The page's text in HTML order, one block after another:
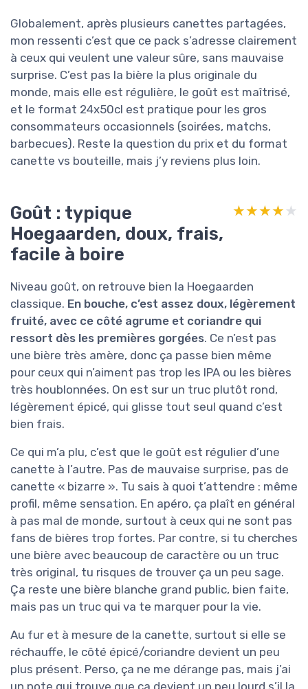
Globalement, après plusieurs canettes partagées,
mon ressenti c’est que ce pack s’adresse clairement
à ceux qui veulent une valeur sûre, sans mauvaise
surprise. C’est pas la bière la plus originale du
monde, mais elle est régulière, le goût est maîtrisé,
et le format 24x50cl est pratique pour les gros
consommateurs occasionnels (soirées, matchs,
barbecues). Reste la question du prix et du format
canette vs bouteille, mais j’y reviens plus loin.
Goût : typique
Hoegaarden, doux, frais,
facile à boire
★★★★★
★★★★★
Niveau goût, on retrouve bien la Hoegaarden
classique. En bouche, c’est assez doux, légèrement
fruité, avec ce côté agrume et coriandre qui
ressort dès les premières gorgées. Ce n’est pas
une bière très amère, donc ça passe bien même
pour ceux qui n’aiment pas trop les IPA ou les bières
très houblonnées. On est sur un truc plutôt rond,
légèrement épicé, qui glisse tout seul quand c’est
bien frais.
Ce qui m’a plu, c’est que le goût est régulier d’une
canette à l’autre. Pas de mauvaise surprise, pas de
canette « bizarre ». Tu sais à quoi t’attendre : même
profil, même sensation. En apéro, ça plaît en général
à pas mal de monde, surtout à ceux qui ne sont pas
fans de bières trop fortes. Par contre, si tu cherches
une bière avec beaucoup de caractère ou un truc
très original, tu risques de trouver ça un peu sage.
Ça reste une bière blanche grand public, bien faite,
mais pas un truc qui va te marquer pour la vie.
Au fur et à mesure de la canette, surtout si elle se
réchauffe, le côté épicé/coriandre devient un peu
plus présent. Perso, ça ne me dérange pas, mais j’ai
un pote qui trouve que ça devient un peu lourd s’il la